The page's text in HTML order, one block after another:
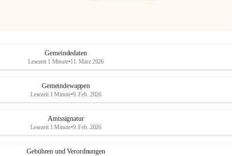
Gemeindedaten
Lesezeit 1 Minute•11. März 2026
Gemeindewappen
Lesezeit 1 Minute•9. Feb. 2026
Amtssignatur
Lesezeit 1 Minute•9. Feb. 2026
Gebühren und Verordnungen